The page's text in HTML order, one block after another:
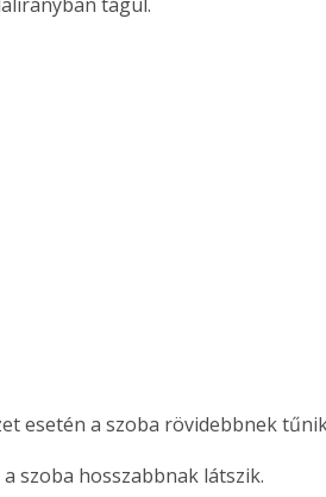
esetén a szoba rövidebbnek
szoba hosszabbnak látszik.